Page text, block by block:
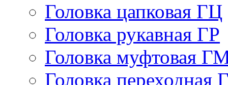
Головка цапковая ГЦ
Головка рукавная ГР
Головка муфтовая
Головка переходная